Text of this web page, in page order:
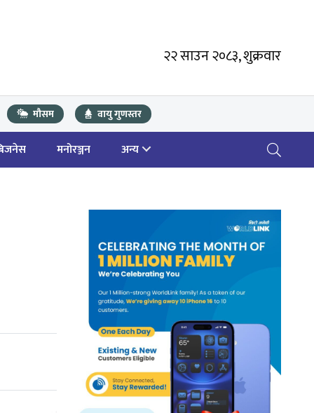
२२ साउन २०८३, शुक्रवार
मौसम वायु गुणस्तर
मनोरञ्जन अन्य